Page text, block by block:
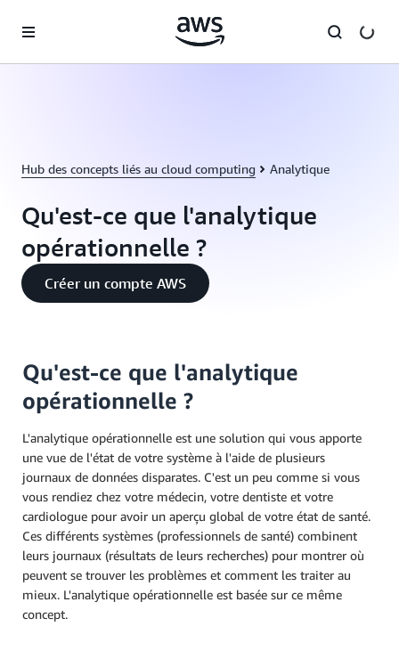
Hub des concepts liés au cloud computing Analytique
Qu'est-ce que l'analytique
opérationnelle ?
Créer un compte AWS
Qu'est-ce que l'analytique
opérationnelle ?
L'analytique opérationnelle est une solution qui vous apporte
une vue de l'état de votre système à l'aide de plusieurs
journaux de données disparates. C'est un peu comme si vous
vous rendiez chez votre médecin, votre dentiste et votre
cardiologue pour avoir un aperçu global de votre état de santé.
Ces différents systèmes (professionnels de santé) combinent
leurs journaux (résultats de leurs recherches) pour montrer où
peuvent se trouver les problèmes et comment les traiter au
mieux. L'analytique opérationnelle est basée sur ce même
concept.